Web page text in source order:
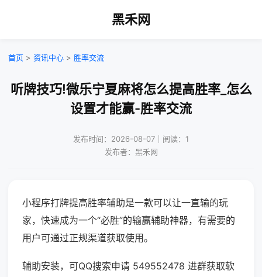
黑禾网
首页 > 资讯中心 > 胜率交流
听牌技巧!微乐宁夏麻将怎么提高胜率_怎么
设置才能赢-胜率交流
发布时间：2026-08-07｜阅读：1
发布者：黑禾网
小程序打牌提高胜率辅助是一款可以让一直输的玩
家，快速成为一个“必胜”的输赢辅助神器，有需要的
用户可通过正规渠道获取使用。
辅助安装，可QQ搜索申请 549552478 进群获取软